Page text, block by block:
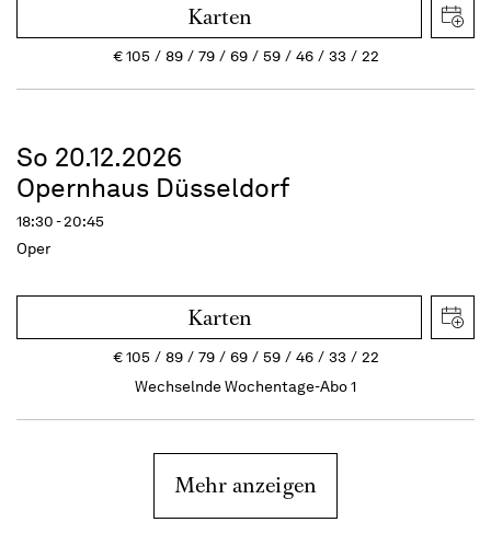
Karten
€105 89 79 69 59 46 33 22
So 20.12.2026
Opernhaus Düsseldorf
18:30 - 20:45
Oper
Karten
€105 89 79 69 59 46 33
22
Wechselnde Wochentage-Abo 1
Mehr anzeigen